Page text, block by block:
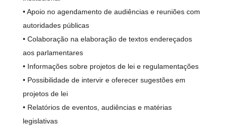
• Apoio no agendamento de audiências e reuniões com
autoridades públicas
• Colaboração na elaboração de textos endereçados
aos parlamentares
• Informações sobre projetos de lei e regulamentações
• Possibilidade de intervir e oferecer sugestões em
projetos de lei
• Relatórios de eventos, audiências e matérias
legislativas